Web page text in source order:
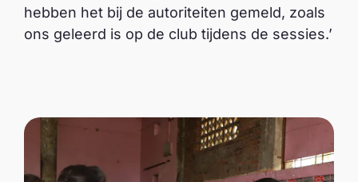
hebben het bij de autoriteiten gemeld, zoals
ons geleerd is op de club tijdens de sessies.’